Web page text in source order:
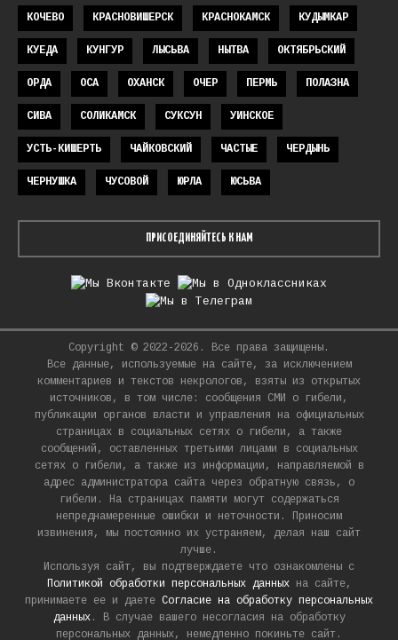
КОЧЕВО КРАСНОВИШЕРСК КРАСНОКАМСК КУДЫМКАР
КУЕДА КУНГУР ЛЫСЬВА НЫТВА ОКТЯБРЬСКИЙ
ОРДА ОСА ОХАНСК ОЧЕР ПЕРМЬ ПОЛАЗНА
СИВА СОЛИКАМСК СУКСУН УИНСКОЕ
УСТЬ-КИШЕРТЬ ЧАЙКОВСКИЙ ЧАСТЫЕ ЧЕРДЫНЬ
ЧЕРНУШКА ЧУСОВОЙ ЮРЛА ЮСЬВА
ПРИСОЕДИНЯЙТЕСЬ К НАМ
Copyright © 2022-2026. Все права защищены.
Все данные, используемые на сайте, за исключением
комментариев и текстов некрологов, взяты из открытых
источников, в том числе: сообщения СМИ о гибели,
публикации органов власти и управления на официальных
страницах в социальных сетях о гибели, а также
сообщений, оставленных третьими лицами в социальных
сетях о гибели, а также из информации, направляемой в
адрес администратора сайта через обратную связь, о
гибели. На страницах памяти могут содержаться
непреднамеренные ошибки и неточности. Приносим
извинения, мы постоянно их устраняем, делая наш сайт
лучше.
Используя сайт, вы подтверждаете что ознакомлены с
Политикой обработки персональных данныхна сайте,
принимаете ее и даете Согласие на обработку персональных
данных. В случае вашего несогласия на обработку
персональных данных, немедленно покиньте сайт.